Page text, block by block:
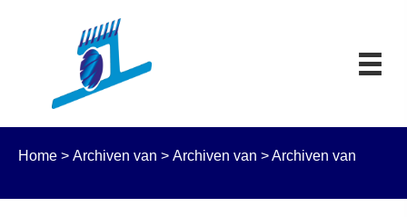
Home > Archiven van > Archiven van >Archiven van